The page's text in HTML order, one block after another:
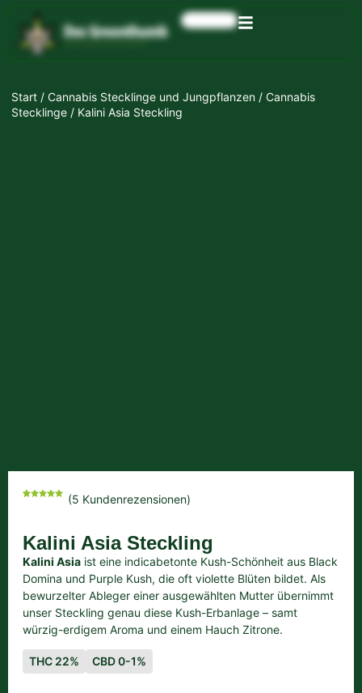
0,00€
Start / Cannabis Stecklinge und Jungpflanzen / Cannabis
Stecklinge / Kalini Asia Steckling
Kundenbewertungen
(5 Kundenrezensionen)
Kalini Asia Steckling
Kalini Asia ist eine indicabetonte Kush-Schönheit aus Black
Domina und Purple Kush, die oft violette Blüten bildet. Als
bewurzelter Ableger einer ausgewählten Mutter übernimmt
unser Steckling genau diese Kush-Erbanlage – samt
würzig-erdigem Aroma und einem Hauch Zitrone.
THC 22% CBD 0-1%